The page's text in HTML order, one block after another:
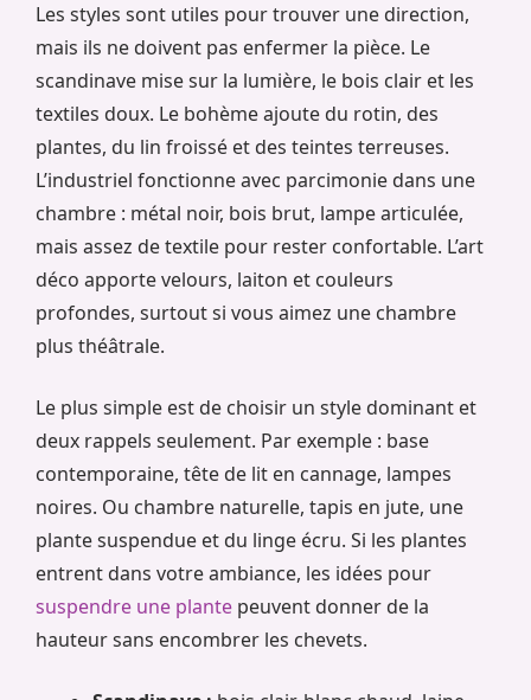
Les styles sont utiles pour trouver une direction,
mais ils ne doivent pas enfermer la pièce. Le
scandinave mise sur la lumière, le bois clair et les
textiles doux. Le bohème ajoute du rotin, des
plantes, du lin froissé et des teintes terreuses.
L’industriel fonctionne avec parcimonie dans une
chambre : métal noir, bois brut, lampe articulée,
mais assez de textile pour rester confortable. L’art
déco apporte velours, laiton et couleurs
profondes, surtout si vous aimez une chambre
plus théâtrale.
Le plus simple est de choisir un style dominant et
deux rappels seulement. Par exemple : base
contemporaine, tête de lit en cannage, lampes
noires. Ou chambre naturelle, tapis en jute, une
plante suspendue et du linge écru. Si les plantes
entrent dans votre ambiance, les idées pour
suspendre une plante peuvent donner de la
hauteur sans encombrer les chevets.